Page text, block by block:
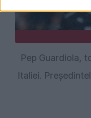
Pep Guardiola,
Italiei.